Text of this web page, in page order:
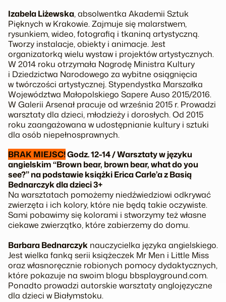
Izabela Liżewska, absolwentka Akademii Sztuk
Pięknych w Krakowie. Zajmuje się malarstwem,
rysunkiem, wideo, fotografią i tkaniną artystyczną.
Tworzy instalacje, obiekty i animacje. Jest
organizatorką wielu wystaw i projektów artystycznych.
W 2014 roku otrzymała Nagrodę Ministra Kultury
i Dziedzictwa Narodowego za wybitne osiągnięcia
w twórczości artystycznej. Stypendystka Marszałka
Województwa Małopolskiego Sapere Auso 2015/2016.
W Galerii Arsenał pracuje od września 2015 r. Prowadzi
warsztaty dla dzieci, młodzieży i dorosłych. Od 2015
roku zaangażowana w udostępnianie kultury i sztuki
dla osób niepełnosprawnych.
BRAK MIEJSC!Godz. 12-14 / Warsztaty w języku
angielskim “Brown bear, brown bear, what do you
see?” na podstawie książki Erica Carle’a z Basią
Bednarczyk dla dzieci 3+
Na warsztatach pomożemy niedźwiedziowi odkrywać
zwierzęta i ich kolory, które nie będą takie oczywiste.
Sami pobawimy się kolorami i stworzymy też własne
ciekawe zwierzątko, które zabierzemy do domu.
Barbara Bednarczyk nauczycielka języka angielskiego.
Jest wielka fanką serii książeczek Mr Men i Little Miss
oraz własnoręcznie robionych pomocy dydaktycznych,
które pokazuje na swoim blogu bbsplayground.com.
Ponadto prowadzi autorskie warsztaty anglojęzyczne
dla dzieci w Białymstoku.